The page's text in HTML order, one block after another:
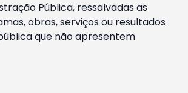
Pública, ressalvadas as
obras, serviços ou resultados
que não apresentem